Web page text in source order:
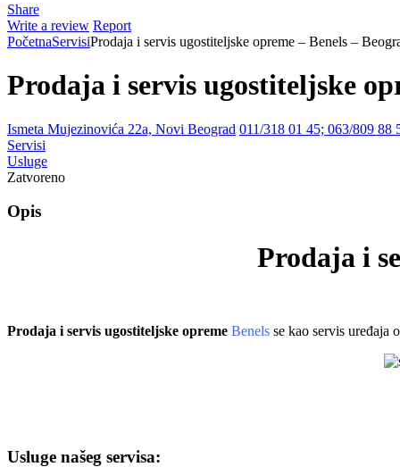
Share
Write a review Report
PočetnaServisiProdaja i servis ugostiteljske opreme – Benels –
Prodaja i servis ugostiteljske
Ismeta Mujezinovića 22a, Novi Beograd 011/318 01 45; 063/809 88
Servisi
Usluge
Zatvoreno
Opis
Prodaja i
Prodaja i servis ugostiteljske opreme Benels se kao servis uređaja
Usluge našeg servisa: